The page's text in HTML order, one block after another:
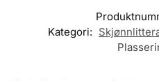
Kategori: